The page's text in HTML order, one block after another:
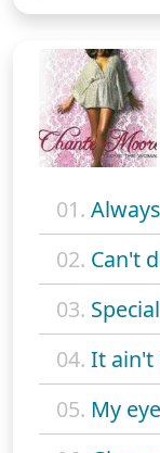
01.
02. Can't
03. Special
04. It ain't
05. My